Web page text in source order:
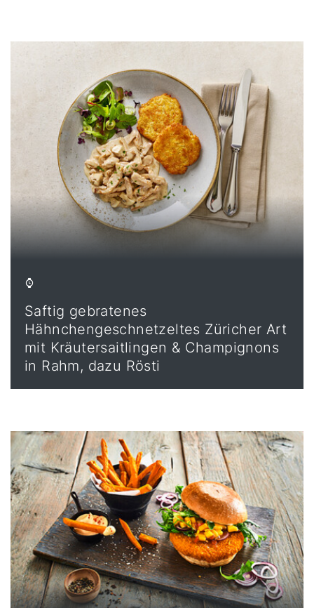
Saftig gebratenes
Hähnchengeschnetzeltes Züricher Art
mit Kräutersaitlingen & Champignons
in Rahm, dazu Rösti